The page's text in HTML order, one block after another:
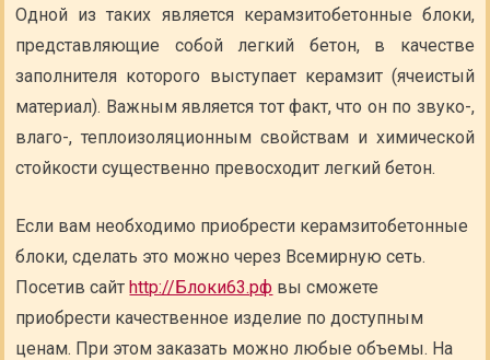
Одной из таких является керамзитобетонные блоки,
представляющие собой легкий бетон, в качестве
заполнителя которого выступает керамзит (ячеистый
материал). Важным является тот факт, что он по звуко-,
влаго-, теплоизоляционным свойствам и химической
стойкости существенно превосходит легкий бетон.
Если вам необходимо приобрести керамзитобетонные
блоки, сделать это можно через Всемирную сеть.
Посетив сайтhttp://Блоки63.рф вы сможете
приобрести качественное изделие по доступным
ценам. При этом заказать можно любые объемы. На